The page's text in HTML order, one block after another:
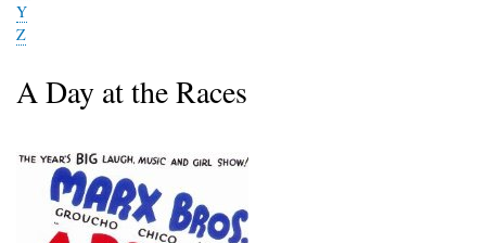
Y
Z
A Day at the Races